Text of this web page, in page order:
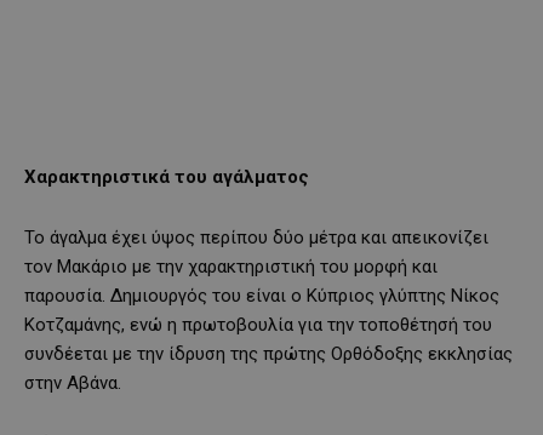
Χαρακτηριστικά του αγάλματος
Το άγαλμα έχει ύψος περίπου δύο μέτρα και απεικονίζει
τον Μακάριο με την χαρακτηριστική του μορφή και
παρουσία. Δημιουργός του είναι ο Κύπριος γλύπτης Νίκος
Κοτζαμάνης, ενώ η πρωτοβουλία για την τοποθέτησή του
συνδέεται με την ίδρυση της πρώτης Ορθόδοξης εκκλησίας
στην Αβάνα.